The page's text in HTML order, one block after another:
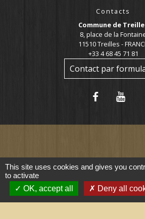
Contacts
Commune de
8, place de la
11510 Treilles -
+33 4 68 45 71 81
Contact par
Liens utiles
Portail du gouvernement
This site uses cookies and gives you
to activate
OK, accept all
Deny all